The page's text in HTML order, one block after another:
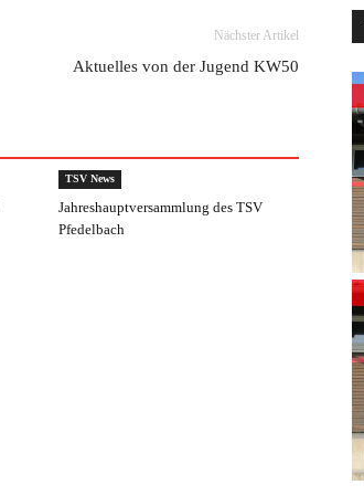
Nächster Artikel
Aktuelles von der Jugend KW50
TSV News
Jahreshauptversammlung des TSV
Pfedelbach